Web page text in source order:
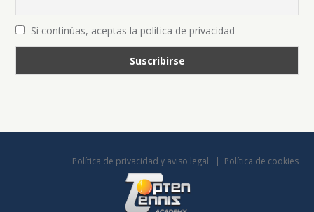
Si continúas, aceptas la política de privacidad
Política de privacidad y aviso legal Política de cookies